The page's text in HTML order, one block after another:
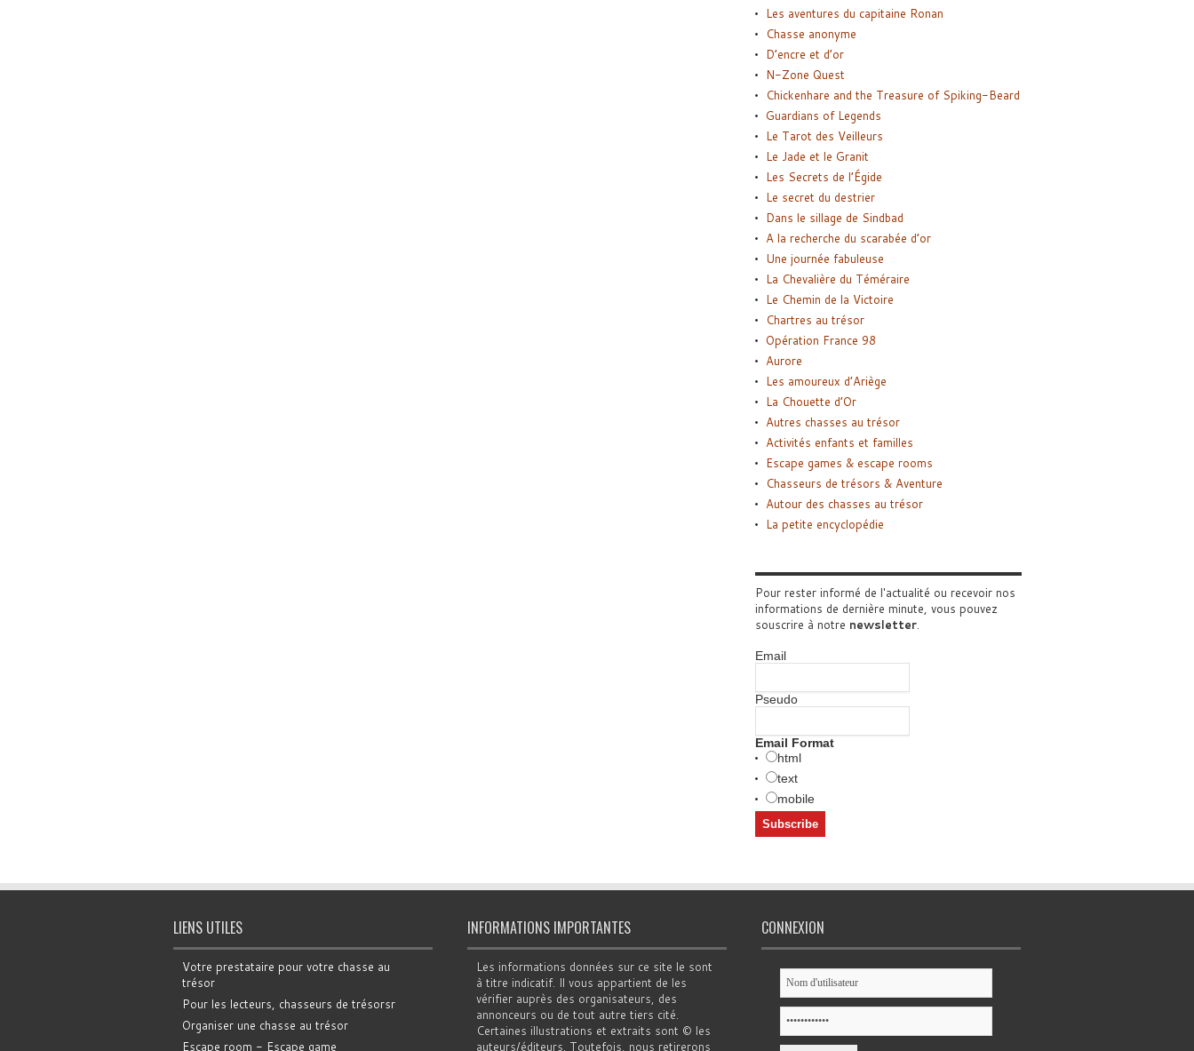
Les aventures du capitaine Ronan
Chasse anonyme
D’encre et d’or
N-Zone Quest
Chickenhare and the Treasure of Spiking-Beard
Guardians of Legends
Le Tarot des Veilleurs
Le Jade et le Granit
Les Secrets de l’Égide
Le secret du destrier
Dans le sillage de Sindbad
A la recherche du scarabée d’or
Une journée fabuleuse
La Chevalière du Téméraire
Le Chemin de la Victoire
Chartres au trésor
Opération France 98
Aurore
Les amoureux d’Ariège
La Chouette d’Or
Autres chasses au trésor
Activités enfants et familles
Escape games & escape rooms
Chasseurs de trésors & Aventure
Autour des chasses au trésor
La petite encyclopédie
Pour rester informé de l'actualité ou recevoir nos
informations de dernière minute, vous pouvez
souscrire à notre newsletter.
Email
Pseudo
Email Format
html
text
mobile
LIENS UTILES
Votre prestataire pour votre chasse au
trésor
Pour les lecteurs, chasseurs de trésorsr
Organiser une chasse au trésor
Escape room - Escape game
INFORMATIONS IMPORTANTES
Les informations données sur ce site le sont
à titre indicatif. Il vous appartient de les
vérifier auprès des organisateurs, des
annonceurs ou de tout autre tiers cité.
Certaines illustrations et extraits sont © les
auteurs/éditeurs. Toutefois, nous retirerons
CONNEXION